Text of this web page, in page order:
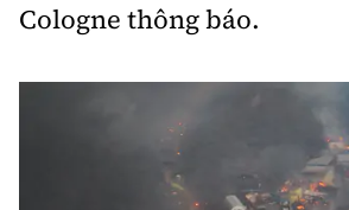
Cologne thông báo.